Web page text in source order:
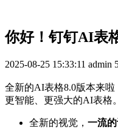
你好！钉钉AI表
2025-08-25 15:33:11 admin
全新的AI表格8.0版本来啦
更智能、更强大的AI表格。
全新的视觉， 一流